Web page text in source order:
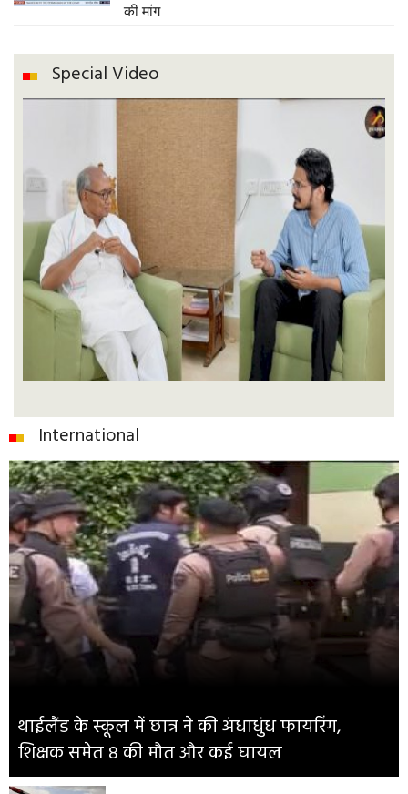
की मांग
Special Video
International
थाईलैंड के स्कूल में छात्र ने की अंधाधुंध फायरिंग,
शिक्षक समेत 8 की मौत और कई घायल